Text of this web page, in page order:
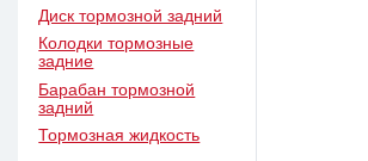
Диск тормозной задний
Колодки тормозные
задние
Барабан тормозной
задний
Тормозная жидкость